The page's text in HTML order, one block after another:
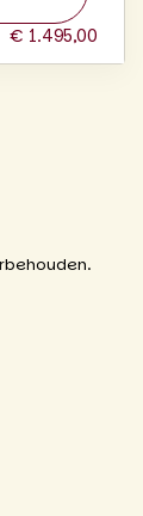
€ 1.495,00